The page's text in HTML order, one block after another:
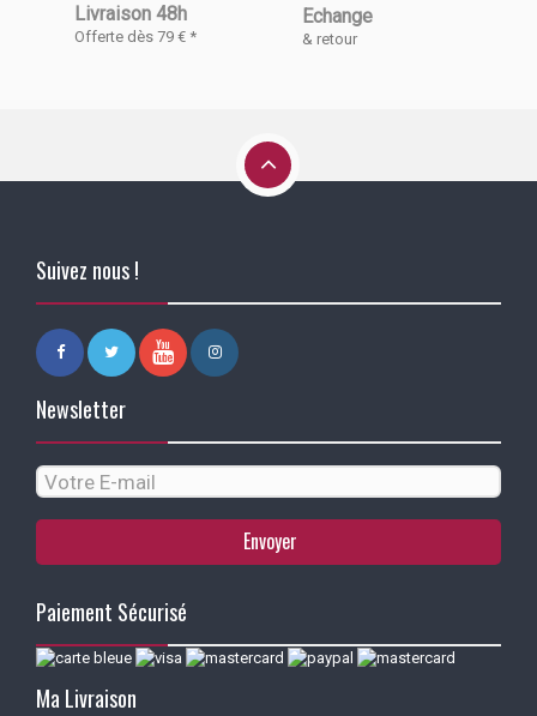
Livraison 48h
Offerte dès 79 € *
Echange
& retour
Suivez nous !
Newsletter
Envoyer
Paiement Sécurisé
Ma Livraison